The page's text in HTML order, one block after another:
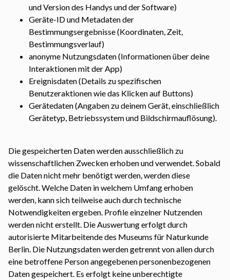
und Version des Handys und der Software)
Geräte-ID und Metadaten der
Bestimmungsergebnisse (Koordinaten, Zeit,
Bestimmungsverlauf)
anonyme Nutzungsdaten (Informationen über deine
Interaktionen mit der App)
Ereignisdaten (Details zu spezifischen
Benutzeraktionen wie das Klicken auf Buttons)
Gerätedaten (Angaben zu deinem Gerät, einschließlich
Gerätetyp, Betriebssystem und Bildschirmauflösung).
Die gespeicherten Daten werden ausschließlich zu
wissenschaftlichen Zwecken erhoben und verwendet. Sobald
die Daten nicht mehr benötigt werden, werden diese
gelöscht. Welche Daten in welchem Umfang erhoben
werden, kann sich teilweise auch durch technische
Notwendigkeiten ergeben. Profile einzelner Nutzenden
werden nicht erstellt. Die Auswertung erfolgt durch
autorisierte Mitarbeitende des Museums für Naturkunde
Berlin. Die Nutzungsdaten werden getrennt von allen durch
eine betroffene Person angegebenen personenbezogenen
Daten gespeichert. Es erfolgt keine unberechtigte